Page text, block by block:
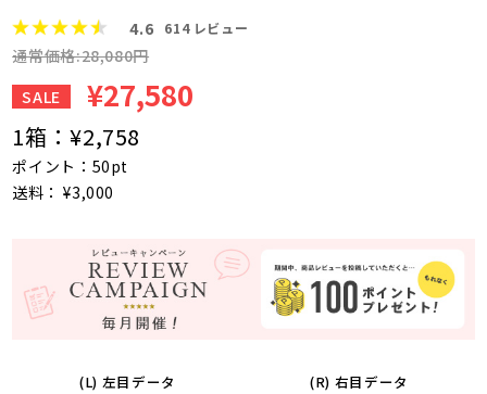
4.6 614レビュー
通常価格:28,080円
SALE
¥27,580
1箱：¥2,758
ポイント：50pt
送料： ¥3,000
(L) 左目データ (R) 右目データ